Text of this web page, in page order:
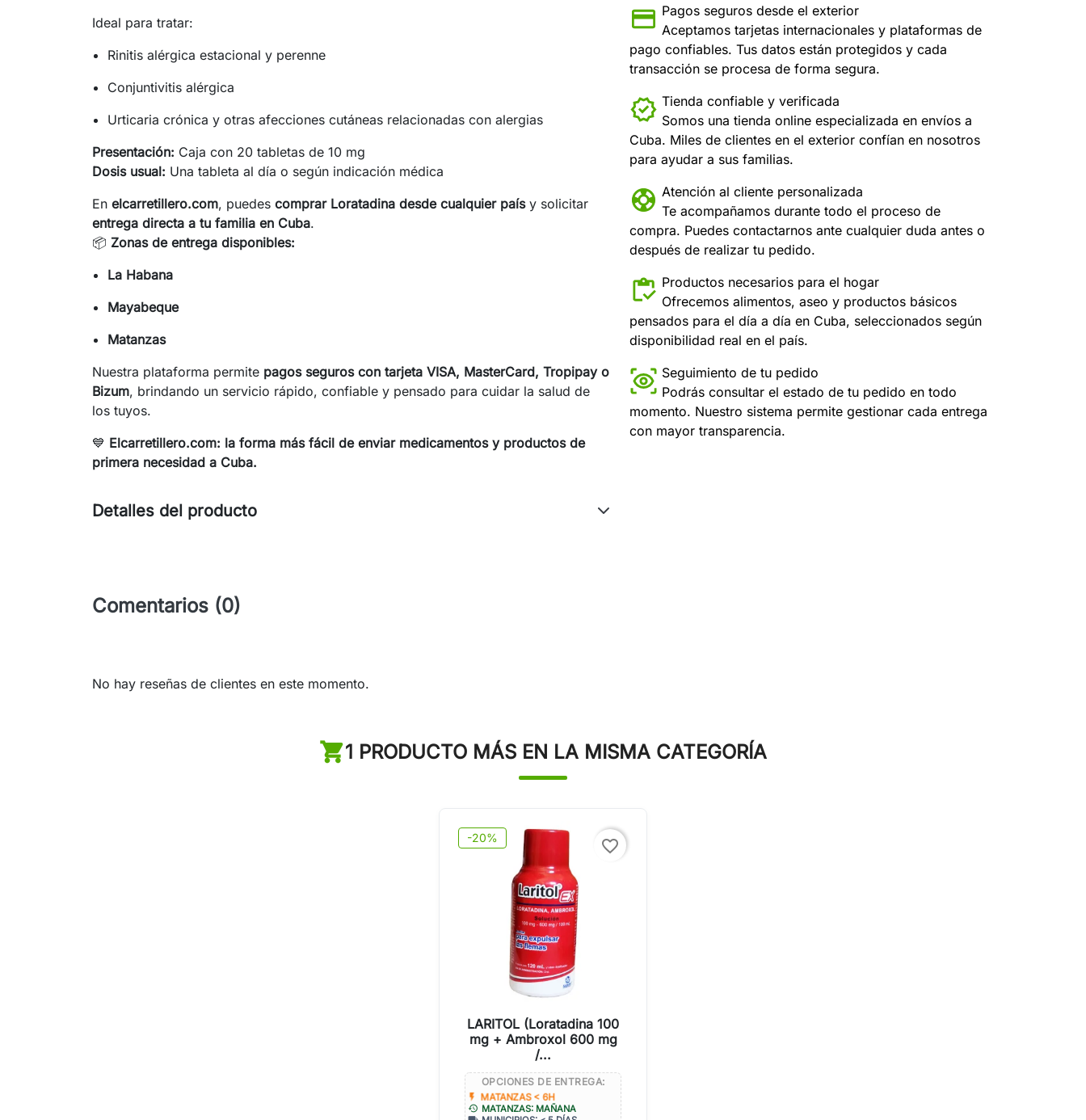
Pagos seguros desde el exterior
Aceptamos tarjetas internacionales y plataformas de
pago confiables. Tus datos están protegidos y cada
transacción se procesa de forma segura.
Tienda confiable y verificada
Somos una tienda online especializada en envíos a
Cuba. Miles de clientes en el exterior confían en nosotros
para ayudar a sus familias.
Atención al cliente personalizada
Te acompañamos durante todo el proceso de
compra. Puedes contactarnos ante cualquier duda antes o
después de realizar tu pedido.
Productos necesarios para el hogar
Ofrecemos alimentos, aseo y productos básicos
pensados para el día a día en Cuba, seleccionados según
disponibilidad real en el país.
Seguimiento de tu pedido
Podrás consultar el estado de tu pedido en todo
momento. Nuestro sistema permite gestionar cada entrega
con mayor transparencia.
Ideal para tratar:
Rinitis alérgica estacional y perenne
Conjuntivitis alérgica
Urticaria crónica y otras afecciones cutáneas relacionadas con alergias
Presentación: Caja con 20 tabletas de 10 mg
Dosis usual: Una tableta al día o según indicación médica
En elcarretillero.com, puedes comprar Loratadina desde cualquier paísy solicitar
entrega directa a tu familia en Cuba.
📦 Zonas de entrega disponibles:
La Habana
Mayabeque
Matanzas
Nuestra plataforma permite pagos seguros con tarjeta VISA, MasterCard, Tropipay o
Bizum, brindando un servicio rápido, confiable y pensado para cuidar la salud de
los tuyos.
💙 Elcarretillero.com: la forma más fácil de enviar medicamentos y productos de
primera necesidad a Cuba.
Detalles del producto
Comentarios (0)
No hay reseñas de clientes en este momento.
1 PRODUCTO MÁS EN LA MISMA CATEGORÍA
-20% favorite_border
LARITOL (Loratadina 100
mg + Ambroxol 600 mg
/...
OPCIONES DE ENTREGA:
flash_on MATANZAS < 6H
history MATANZAS: MAÑANA